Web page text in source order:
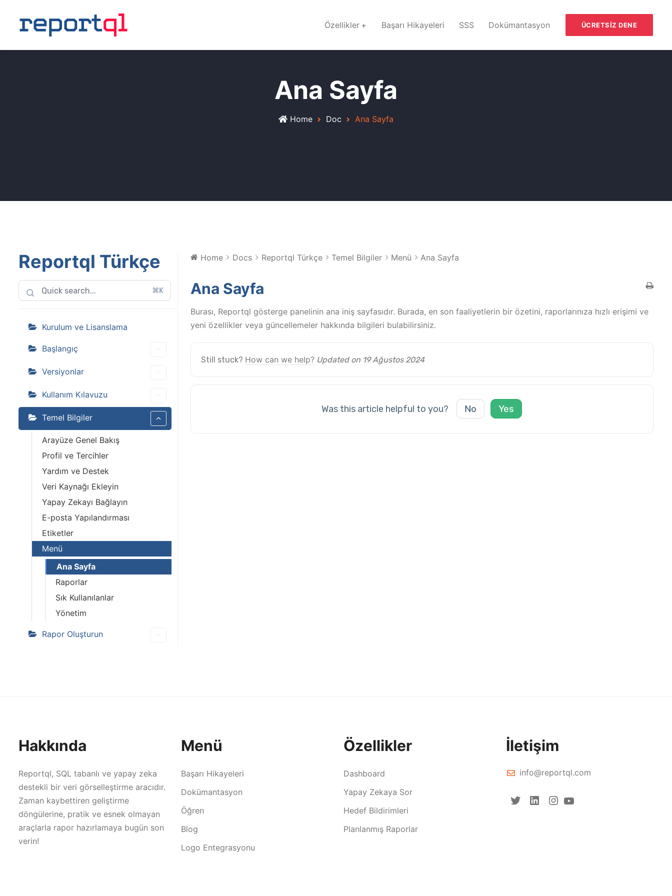
Özellikler Başarı Hikayeleri SSS Dokümantasyon ÜCRETSIZ DENE
Ana Sayfa
Home Doc Ana Sayfa
Reportql Türkçe
⌘K
Kurulum ve Lisanslama
Başlangıç
Versiyonlar
Kullanım Kılavuzu
Temel Bilgiler
Arayüze Genel Bakış
Profil ve Tercihler
Yardım ve Destek
Veri Kaynağı Ekleyin
Yapay Zekayı Bağlayın
E-posta Yapılandırması
Etiketler
Menü
Ana Sayfa
Raporlar
Sık Kullanılanlar
Yönetim
Rapor Oluşturun
Home Docs Reportql Türkçe Temel Bilgiler Menü Ana Sayfa
Ana Sayfa
Burası, Reportql gösterge panelinin ana iniş sayfasıdır. Burada, en son faaliyetlerin bir özetini, raporlarınıza hızlı erişimi ve
yeni özellikler veya güncellemeler hakkında bilgileri bulabilirsiniz.
Still stuck? How can we help? Updated on 19 Ağustos 2024
Was this article helpful to you? No Yes
Hakkında
Reportql, SQL tabanlı ve yapay zeka
destekli bir veri görselleştirme aracıdır.
Zaman kaybettiren geliştirme
döngülerine, pratik ve esnek olmayan
araçlarla rapor hazırlamaya bugün son
verin!
Menü
Başarı Hikayeleri
Dokümantasyon
Öğren
Blog
Logo Entegrasyonu
Özellikler
Dashboard
Yapay Zekaya Sor
Hedef Bildirimleri
Planlanmış Raporlar
İletişim
info@reportql.com